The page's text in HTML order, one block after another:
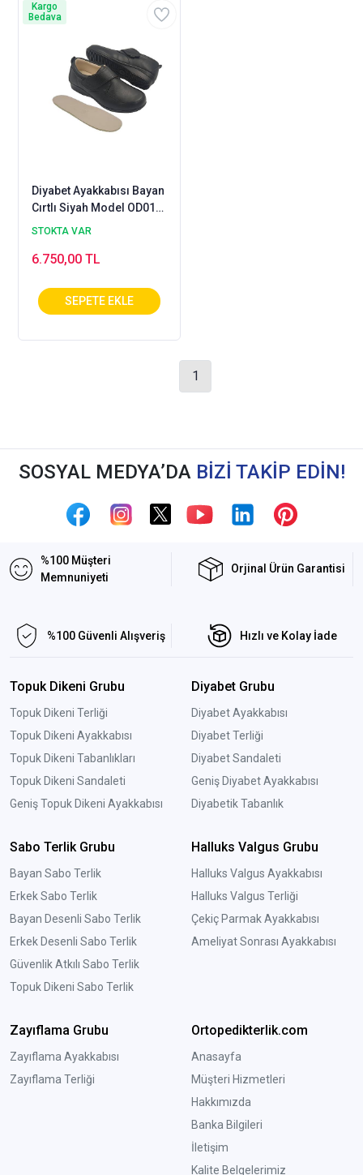
Diyabet Ayakkabısı Bayan
Cırtlı Siyah Model OD01S
(Şeker Hastaları)
STOKTA VAR
6.750,00 TL
Kargo
Bedava
1
SOSYAL MEDYA’DA BİZİ TAKİP EDİN!
%100 Müşteri
Memnuniyeti
Orjinal Ürün Garantisi
%100 Güvenli Alışveriş Hızlı ve Kolay İade
Topuk Dikeni Grubu
Topuk Dikeni Terliği
Topuk Dikeni Ayakkabısı
Topuk Dikeni Tabanlıkları
Topuk Dikeni Sandaleti
Geniş Topuk Dikeni Ayakkabısı
Diyabet Grubu
Diyabet Ayakkabısı
Diyabet Terliği
Diyabet Sandaleti
Geniş Diyabet Ayakkabısı
Diyabetik Tabanlık
Sabo Terlik Grubu
Bayan Sabo Terlik
Erkek Sabo Terlik
Bayan Desenli Sabo Terlik
Erkek Desenli Sabo Terlik
Güvenlik Atkılı Sabo Terlik
Topuk Dikeni Sabo Terlik
Halluks Valgus Grubu
Halluks Valgus Ayakkabısı
Halluks Valgus Terliği
Çekiç Parmak Ayakkabısı
Ameliyat Sonrası Ayakkabısı
Zayıflama Grubu
Zayıflama Ayakkabısı
Zayıflama Terliği
Ortopedikterlik.com
Anasayfa
Müşteri Hizmetleri
Hakkımızda
Banka Bilgileri
İletişim
Kalite Belgelerimiz